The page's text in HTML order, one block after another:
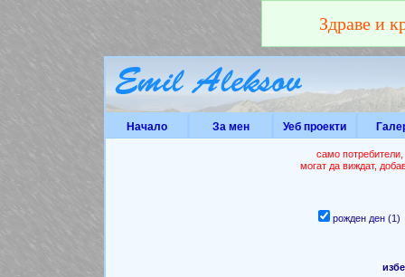
Здраве и
Начало За мен Уеб проекти
само
могат да виждат,
рожден ден